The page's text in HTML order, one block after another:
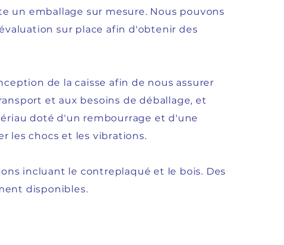
un emballage sur mesure. Nous pouvons
sur place afin d'obtenir des
de la caisse afin de nous assurer
et aux besoins de déballage, et
doté d'un rembourrage et d'une
les chocs et les vibrations.
incluant le contreplaqué et le bois. Des
disponibles.